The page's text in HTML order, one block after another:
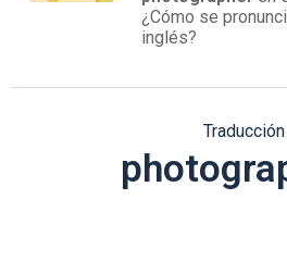
¿Cómo se
inglés?
Traducción